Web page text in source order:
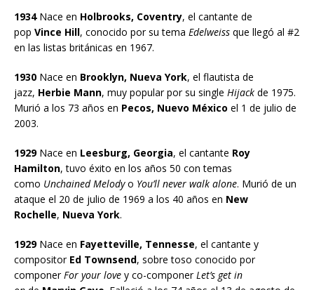
1934Nace en Holbrooks, Coventry, el cantante de
pop Vince Hill, conocido por su tema Edelweiss que llegó al #2
en las listas británicas en 1967.
1930 Nace en Brooklyn, Nueva York, el flautista de
jazz, Herbie Mann, muy popular por su single Hijack de 1975.
Murió a los 73 años en Pecos, Nuevo México el 1 de julio de
2003.
1929Nace en Leesburg, Georgia, el cantante Roy
Hamilton, tuvo éxito en los años 50 con temas
como Unchained Melodyo You’ll never walk alone. Murió de un
ataque el 20 de julio de 1969 a los 40 años en New
Rochelle, Nueva York.
1929Nace en Fayetteville, Tennesse, el cantante y
compositor Ed Townsend, sobre toso conocido por
componer For your love y co-componer Let’s get in